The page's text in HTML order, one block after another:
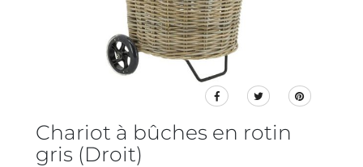
Chariot à bûches en rotin
gris (Droit)